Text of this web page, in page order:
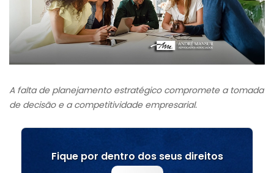
A falta de planejamento estratégico compromete a tomada
de decisão e a competitividade empresarial.
Fique por dentro dos seus direitos